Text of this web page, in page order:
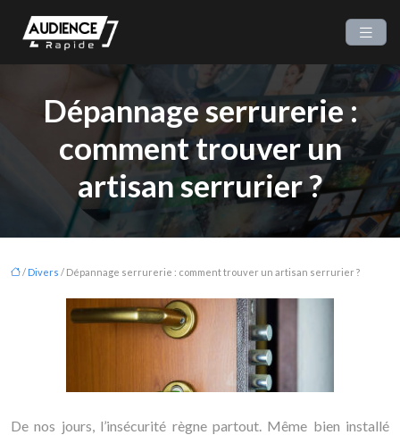
Dépannage serrurerie :
comment trouver un
artisan serrurier ?
/ Divers / Dépannage serrurerie : comment trouver un artisan serrurier ?
De nos jours, l’insécurité règne partout. Même bien installé